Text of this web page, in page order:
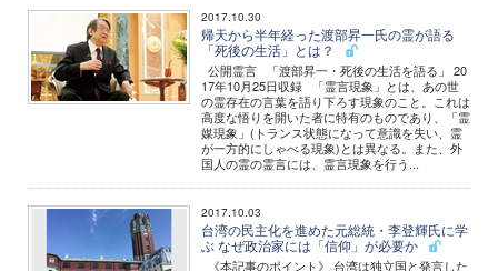
2017.10.30
帰天から半年経った渡部昇一氏の霊が語る
「死後の生活」とは？
公開霊言 「渡部昇一・死後の生活を語る」 20
17年10月25日収録 「霊言現象」とは、あの世
の霊存在の言葉を語り下ろす現象のこと。これは
高度な悟りを開いた者に特有のものであり、「霊
媒現象」(トランス状態になって意識を失い、霊
が一方的にしゃべる現象)とは異なる。また、外
国人の霊の霊言には、霊言現象を行う...
2017.10.03
台湾の民主化を進めた元総統・李登輝氏に学
ぶ なぜ政治家には「信仰」が必要か
《本記事のポイント》 台湾は独立国と発言した